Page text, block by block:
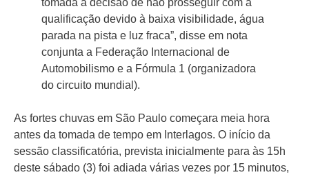
qualificação devido à baixa visibilidade, água
parada na pista e luz fraca”, disse em nota
conjunta a Federação Internacional de
Automobilismo e a Fórmula 1 (organizadora
do circuito mundial).
As fortes chuvas em São Paulo começara meia hora
antes da tomada de tempo em Interlagos. O início da
sessão classificatória, prevista inicialmente para às 15h
deste sábado (3) foi adiada várias vezes por 15 minutos,